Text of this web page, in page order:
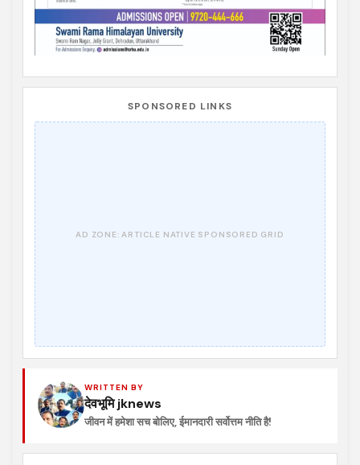
SPONSORED LINKS
WRITTEN BY
देवभूमि jknews
जीवन में हमेशा सच बोलिए, ईमानदारी सर्वोत्तम नीति है!